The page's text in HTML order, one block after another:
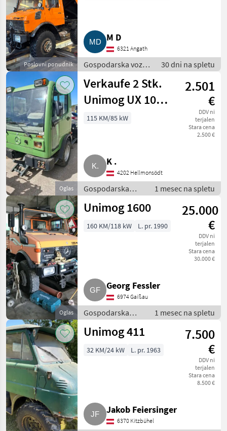
Poslovni ponudnik
M D
6321 Angath
Gospodarska vozila
/ Tovornjak
30 dni na spletu
Oglas
Verkaufe 2 Stk.
Unimog UX 100
Mercedes
2.501
€
DDV ni
terjalen
Stara cena
2.500 €
115 KM/85 kW
K .
4202 Hellmonsödt
Gospodarska
vozila / Tovornjak
1 mesec na spletu
Oglas
Unimog 1600
25.000
€
DDV ni
terjalen
Stara cena
30.000 €
160 KM/118 kW L. pr. 1990
Georg Fessler
6974 Gaißau
Gospodarska
vozila / Tovornjak
1 mesec na spletu
Unimog 411
7.500
€
DDV ni
terjalen
Stara cena
8.500 €
32 KM/24 kW L. pr. 1963
Jakob Feiersinger
6370 Kitzbühel